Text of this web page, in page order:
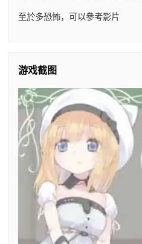
至於多恐怖，可以參考影片
游戏截图